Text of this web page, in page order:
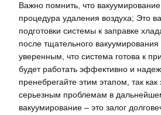
Важно помнить, что
процедура удаления воздуха; Это
подготовки системы к заправке
после тщательного
уверенным, что система готова к
будет работать эффективно и
пренебрегайте этим этапом, так
серьезным проблемам в
вакуумирование – это залог